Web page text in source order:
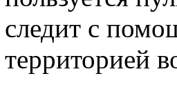
следит с
территорией